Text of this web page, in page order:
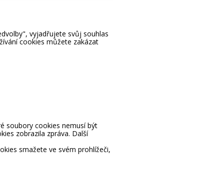
vyjadřujete svůj souhlas
cookies můžete zakázat
soubory cookies nemusí být
zobrazila zpráva. Další
smažete ve svém prohlížeči,